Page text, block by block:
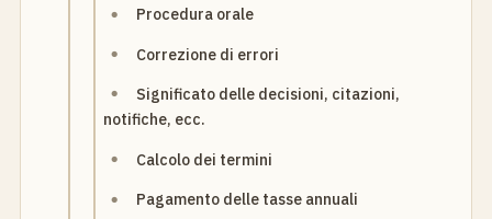
Procedura orale
Correzione di errori
Significato delle decisioni, citazioni,
notifiche, ecc.
Calcolo dei termini
Pagamento delle tasse annuali